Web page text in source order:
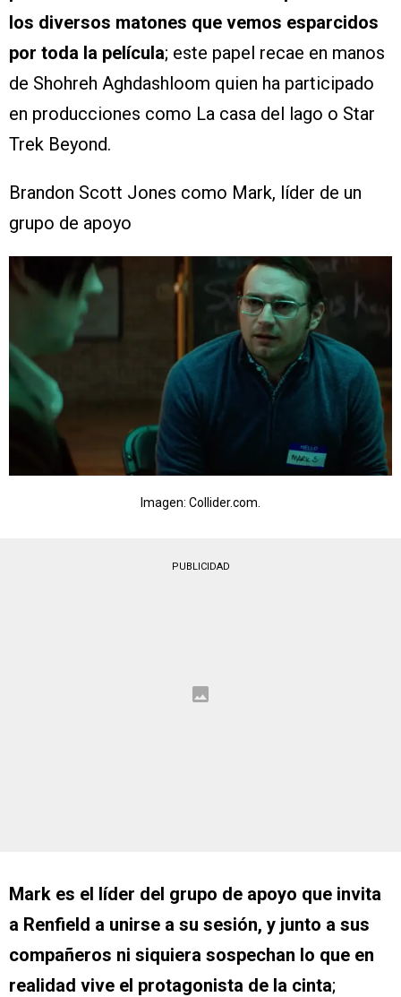
los diversos matones que vemos esparcidos
por toda la película; este papel recae en manos
de Shohreh Aghdashloom quien ha participado
en producciones como La casa del lago o Star
Trek Beyond.
Brandon Scott Jones como Mark, líder de un
grupo de apoyo
Imagen: Collider.com.
PUBLICIDAD
Mark es el líder del grupo de apoyo que invita
a Renfield a unirse a su sesión, y junto a sus
compañeros ni siquiera sospechan lo que en
realidad vive el protagonista de la cinta;